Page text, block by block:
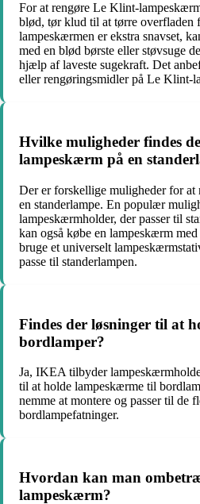
For at rengøre Le Klint-
blød, tør klud til at tørre overfladen
lampeskærmen er ekstra snavset,
med en blød børste eller støvsuge
hjælp af laveste sugekraft. Det
eller rengøringsmidler på Le Klint-
Hvilke muligheder findes
lampeskærm på en
Der er forskellige muligheder for at
en standerlampe. En populær
lampeskærmholder, der passer til
kan også købe en lampeskærm
bruge et universelt
passe til standerlampen.
Findes der løsninger til at
bordlamper?
Ja, IKEA tilbyder
til at holde lampeskærme til
nemme at montere og passer til de
bordlampefatninger.
Hvordan kan man
lampeskærm?